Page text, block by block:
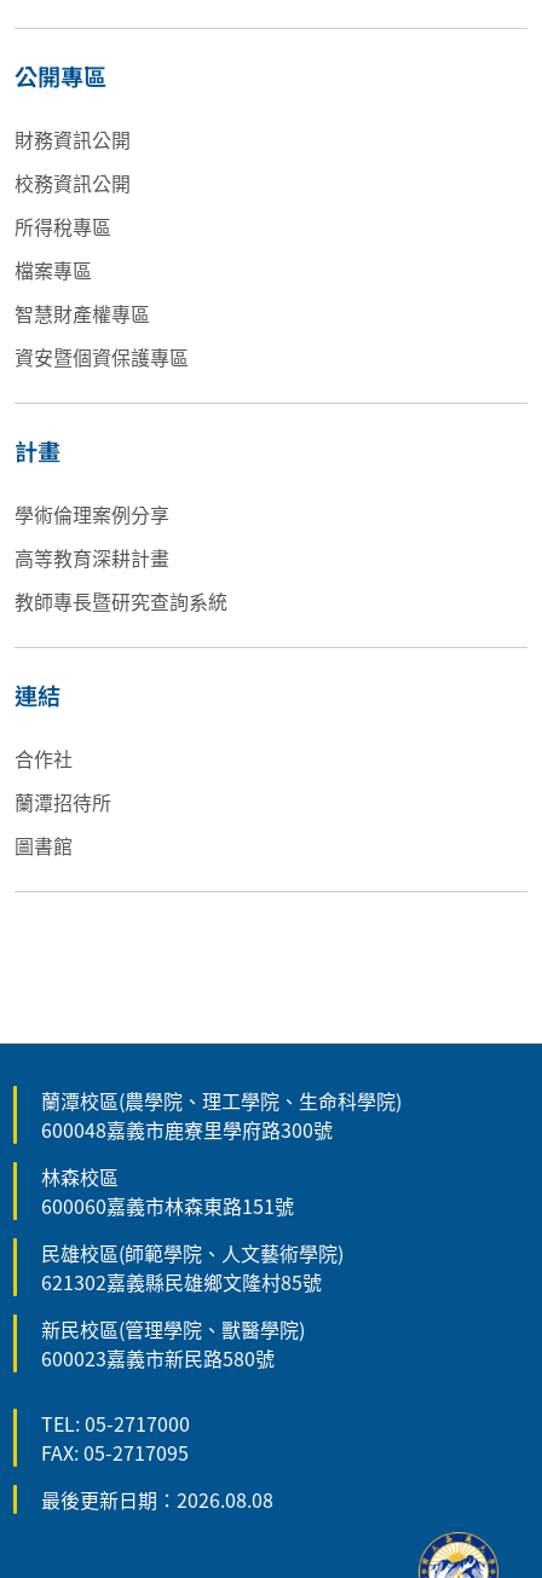
公開專區
財務資訊公開
校務資訊公開
所得稅專區
檔案專區
智慧財產權專區
資安暨個資保護專區
計畫
學術倫理案例分享
高等教育深耕計畫
教師專長暨研究查詢系統
連結
合作社
蘭潭招待所
圖書館
蘭潭校區(農學院、理工學院、生命科學院)
600048嘉義市鹿寮里學府路300號
林森校區
600060嘉義市林森東路151號
民雄校區(師範學院、人文藝術學院)
621302嘉義縣民雄鄉文隆村85號
新民校區(管理學院、獸醫學院)
600023嘉義市新民路580號
TEL: 05-2717000
FAX: 05-2717095
最後更新日期：2026.08.08